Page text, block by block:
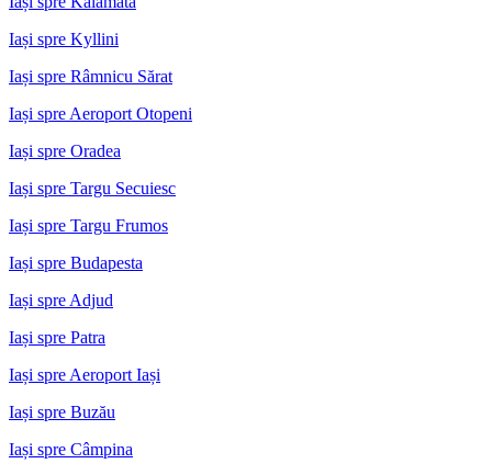
Iași spre Kyllini
Iași spre Râmnicu Sărat
Iași spre Aeroport Otopeni
Iași spre Oradea
Iași spre Targu Secuiesc
Iași spre Targu Frumos
Iași spre Budapesta
Iași spre Adjud
Iași spre Patra
Iași spre Aeroport Iași
Iași spre Buzău
Iași spre Câmpina